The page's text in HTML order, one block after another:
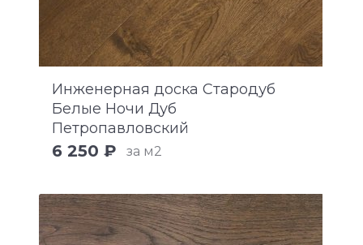
Инженерная доска Стародуб
Белые Ночи Дуб
Петропавловский
6 250 ₽ за м2